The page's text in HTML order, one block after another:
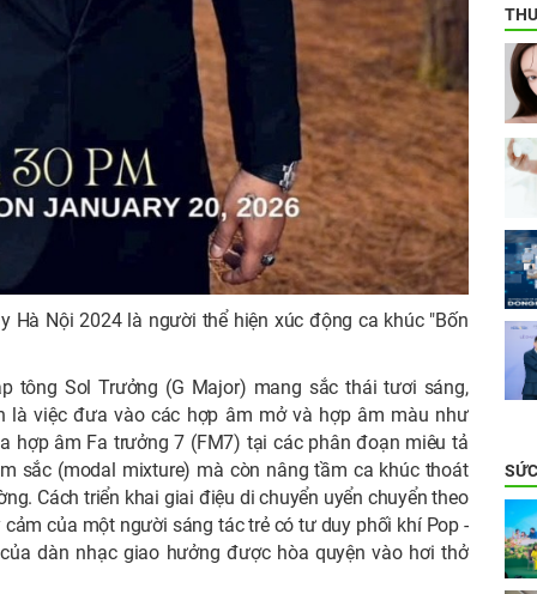
Hà Nội 2024 là người thể hiện xúc động ca khúc "Bốn
tông Sol Trưởng (G Major) mang sắc thái tươi sáng,
là việc đưa vào các hợp âm mở và hợp âm màu như
hợp âm Fa trưởng 7 (FM7) tại các phân đoạn miêu tả
sắc (modal mixture) mà còn nâng tầm ca khúc thoát
Cách triển khai giai điệu di chuyển uyển chuyển theo
của một người sáng tác trẻ có tư duy phối khí Pop -
dàn nhạc giao hưởng được hòa quyện vào hơi thở